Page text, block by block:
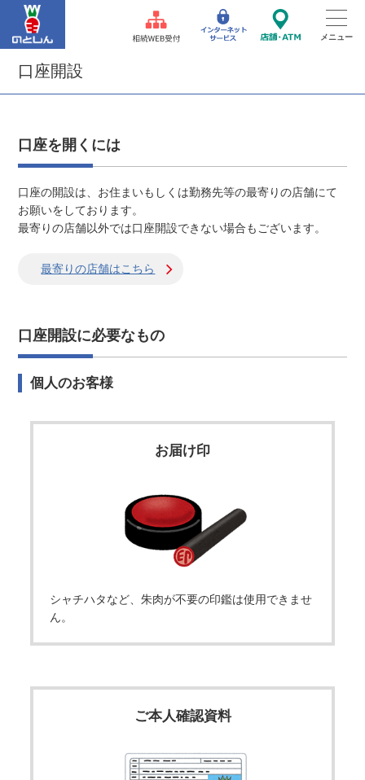
口座開設
口座を開くには
口座の開設は、お住まいもしくは勤務先等の最寄りの店舗にて
お願いをしております。
最寄りの店舗以外では口座開設できない場合もございます。
最寄りの店舗はこちら
口座開設に必要なもの
個人のお客様
お届け印
シャチハタなど、朱肉が不要の印鑑は使用できませ
ん。
ご本人確認資料